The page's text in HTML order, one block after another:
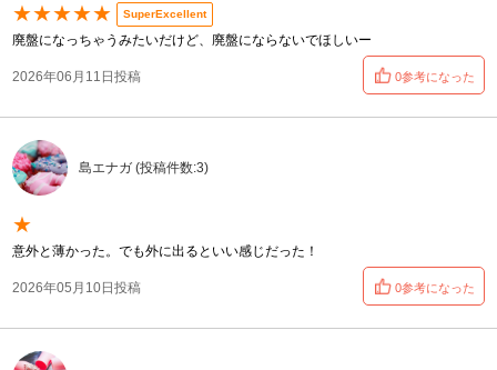
★★★★★ SuperExcellent
廃盤になっちゃうみたいだけど、廃盤にならないでほしいー
2026年06月11日投稿 0参考になった
島エナガ (投稿件数:3)
★
意外と薄かった。でも外に出るといい感じだった！
2026年05月10日投稿 0参考になった